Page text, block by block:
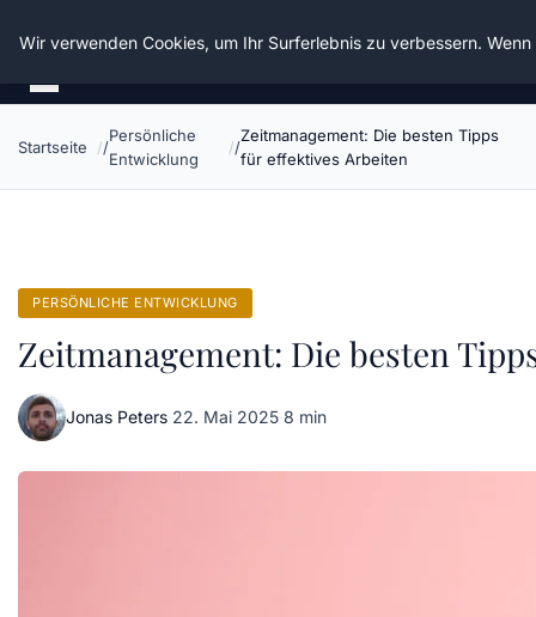
Die Schnitter
Startseite
Persönliche
Entwicklung
Zeitmanagement: Die besten Tipps
für effektives Arbeiten
PERSÖNLICHE ENTWICKLUNG
Zeitmanagement: Die besten
Jonas Peters·22. Mai 2025·8 min
Wir verwenden Cookies, um Ihr Surferlebnis zu verbessern.